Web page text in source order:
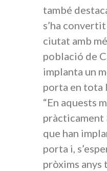
també
s’ha
ciutat amb
població de
implanta un
porta en tota
“En aquests
pràcticament
que han
porta i,
pròxims anys